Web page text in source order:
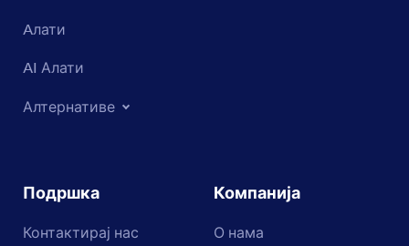
Aлати
AI Алати
Алтернативе
Подршка
Контактирај нас
Компанија
О нама